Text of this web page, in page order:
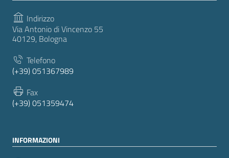
Indirizzo
Via Antonio di Vincenzo 55
40129, Bologna
Telefono
(+39) 051367989
Fax
(+39) 051359474
INFORMAZIONI